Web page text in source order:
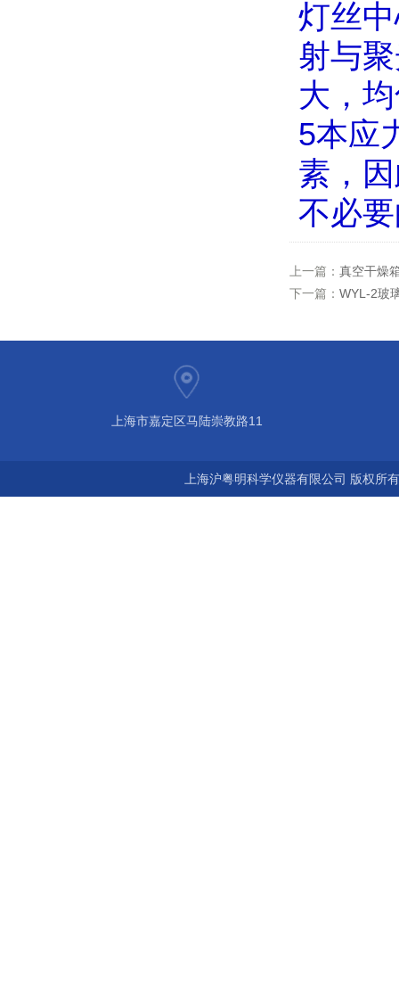
灯丝
射与
大，
5本应
素，
不必
上一篇： 真空干燥
下一篇： WYL-2玻
上海市嘉定区马陆崇教路11
上海沪粤明科学仪器有限公司 版权所